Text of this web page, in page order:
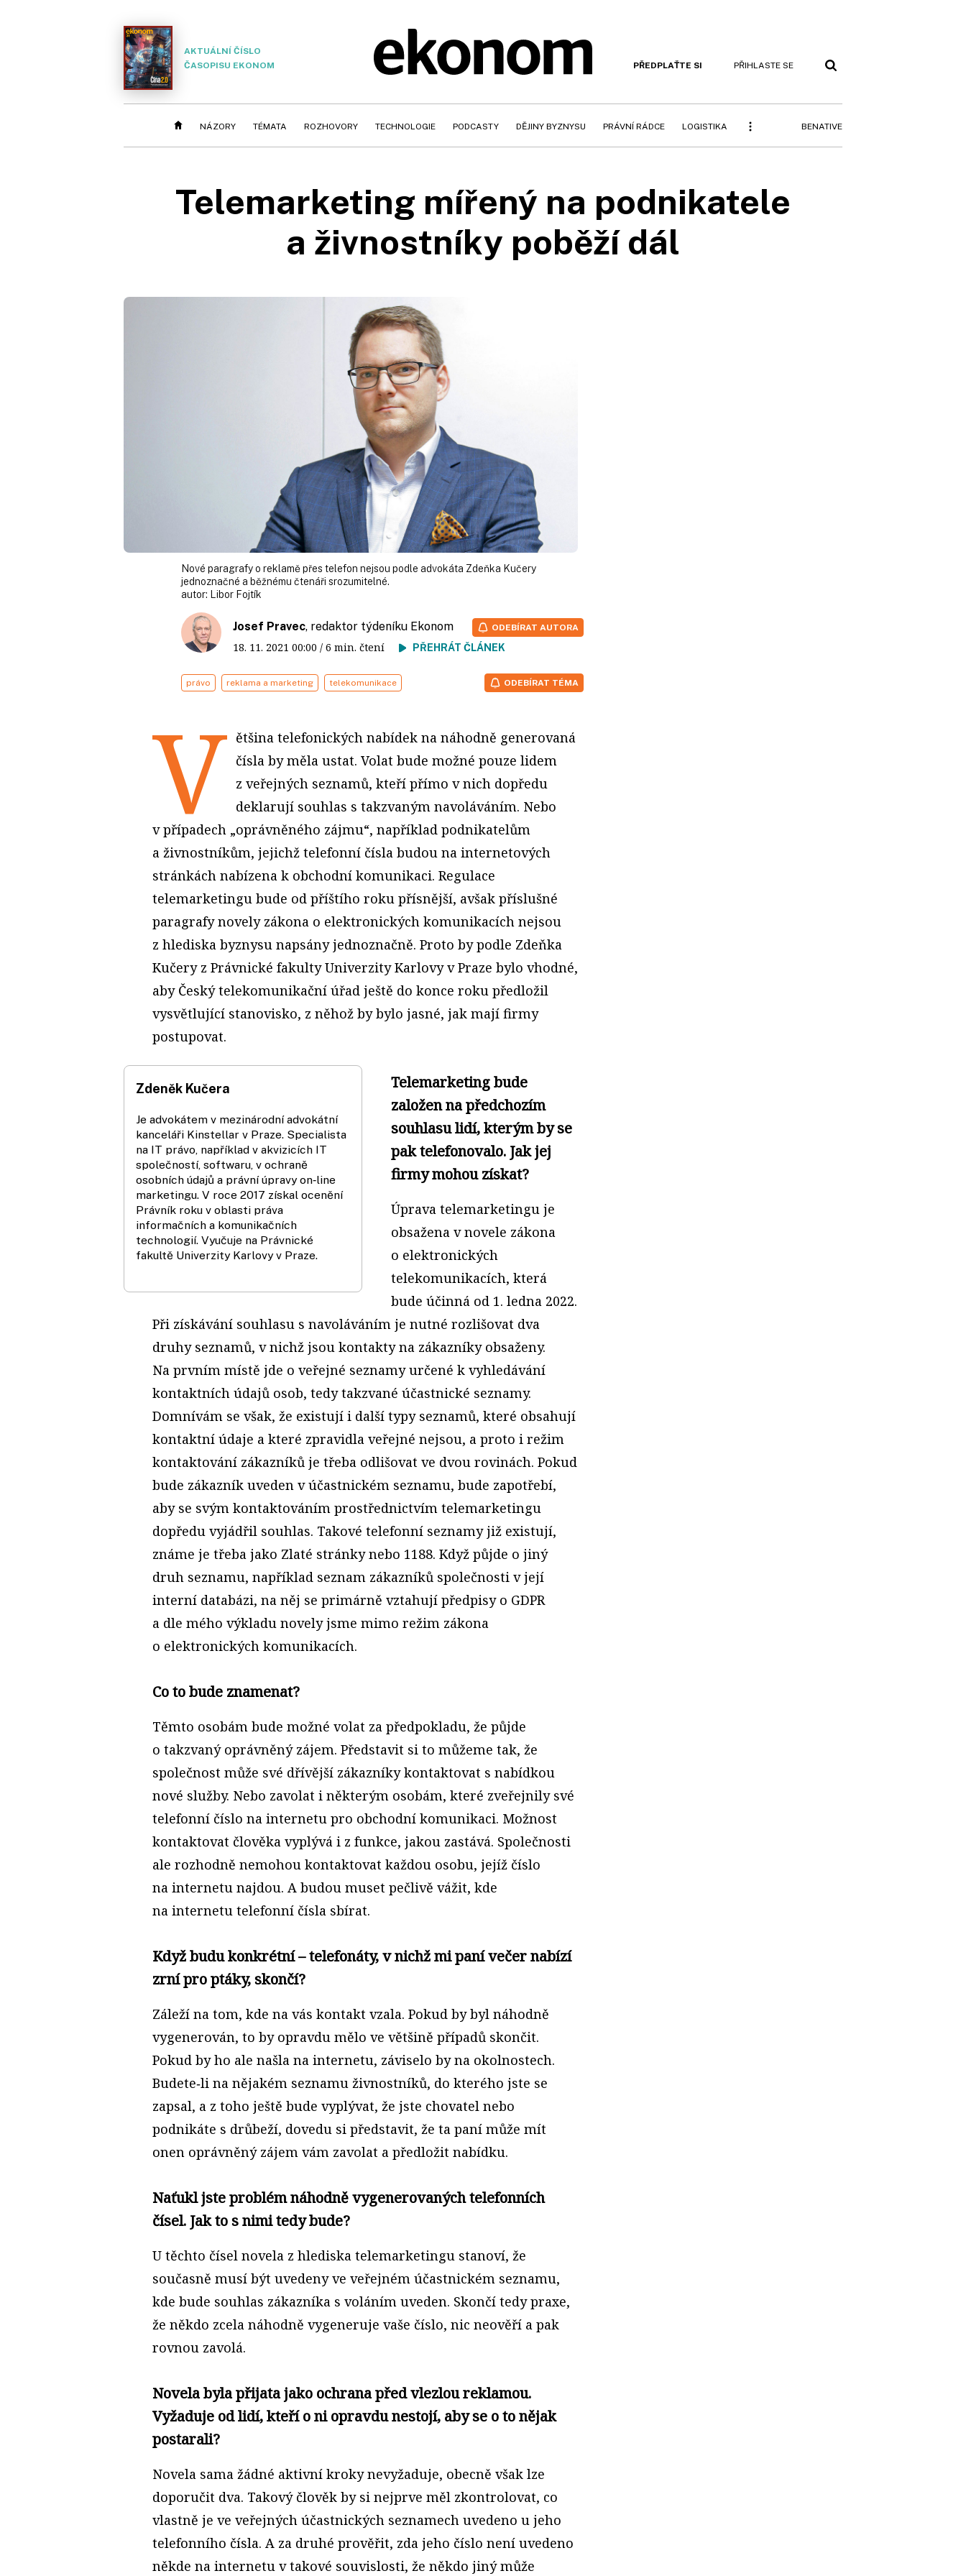
AKTUÁLNÍ ČÍSLO
ČASOPISU EKONOM
PŘEDPLAŤTE SI PŘIHLASTE SE
NÁZORY TÉMATA ROZHOVORY TECHNOLOGIE PODCASTY DĚJINY BYZNYSU PRÁVNÍ RÁDCE LOGISTIKA BENATIVE
Telemarketing mířený na podnikatele
a živnostníky poběží dál
Nové paragrafy o reklamě přes telefon nejsou podle advokáta Zdeňka Kučery
jednoznačné a běžnému čtenáři srozumitelné.
autor: Libor Fojtík
Josef Pravec, redaktor týdeníku Ekonom
18. 11. 2021 00:00 / 6 min. čtení PŘEHRÁT ČLÁNEK
ODEBÍRAT AUTORA
právo reklama a marketing telekomunikace ODEBÍRAT TÉMA
V ětšina telefonických nabídek na náhodně generovaná
čísla by měla ustat. Volat bude možné pouze lidem
z veřejných seznamů, kteří přímo v nich dopředu
deklarují souhlas s takzvaným navoláváním. Nebo
v případech „oprávněného zájmu“, například podnikatelům
a živnostníkům, jejichž telefonní čísla budou na internetových
stránkách nabízena k obchodní komunikaci. Regulace
telemarketingu bude od příštího roku přísnější, avšak příslušné
paragrafy novely zákona o elektronických komunikacích nejsou
z hlediska byznysu napsány jednoznačně. Proto by podle Zdeňka
Kučery z Právnické fakulty Univerzity Karlovy v Praze bylo vhodné,
aby Český telekomunikační úřad ještě do konce roku předložil
vysvětlující stanovisko, z něhož by bylo jasné, jak mají firmy
postupovat.
Zdeněk Kučera
Je advokátem v mezinárodní advokátní
kanceláři Kinstellar v Praze. Specialista
na IT právo, například v akvizicích IT
společností, softwaru, v ochraně
osobních údajů a právní úpravy on‑line
marketingu. V roce 2017 získal ocenění
Právník roku v oblasti práva
informačních a komunikačních
technologií. Vyučuje na Právnické
fakultě Univerzity Karlovy v Praze.
Telemarketing bude
založen na předchozím
souhlasu lidí, kterým by se
pak telefonovalo. Jak jej
firmy mohou získat?
Úprava telemarketingu je
obsažena v novele zákona
o elektronických
telekomunikacích, která
bude účinná od 1. ledna 2022.
Při získávání souhlasu s navoláváním je nutné rozlišovat dva
druhy seznamů, v nichž jsou kontakty na zákazníky obsaženy.
Na prvním místě jde o veřejné seznamy určené k vyhledávání
kontaktních údajů osob, tedy takzvané účastnické seznamy.
Domnívám se však, že existují i další typy seznamů, které obsahují
kontaktní údaje a které zpravidla veřejné nejsou, a proto i režim
kontaktování zákazníků je třeba odlišovat ve dvou rovinách. Pokud
bude zákazník uveden v účastnickém seznamu, bude zapotřebí,
aby se svým kontaktováním prostřednictvím telemarketingu
dopředu vyjádřil souhlas. Takové telefonní seznamy již existují,
známe je třeba jako Zlaté stránky nebo 1188. Když půjde o jiný
druh seznamu, například seznam zákazníků společnosti v její
interní databázi, na něj se primárně vztahují předpisy o GDPR
a dle mého výkladu novely jsme mimo režim zákona
o elektronických komunikacích.
Co to bude znamenat?
Těmto osobám bude možné volat za předpokladu, že půjde
o takzvaný oprávněný zájem. Představit si to můžeme tak, že
společnost může své dřívější zákazníky kontaktovat s nabídkou
nové služby. Nebo zavolat i některým osobám, které zveřejnily své
telefonní číslo na internetu pro obchodní komunikaci. Možnost
kontaktovat člověka vyplývá i z funkce, jakou zastává. Společnosti
ale rozhodně nemohou kontaktovat každou osobu, jejíž číslo
na internetu najdou. A budou muset pečlivě vážit, kde
na internetu telefonní čísla sbírat.
Když budu konkrétní – telefonáty, v nichž mi paní večer nabízí
zrní pro ptáky, skončí?
Záleží na tom, kde na vás kontakt vzala. Pokud by byl náhodně
vygenerován, to by opravdu mělo ve většině případů skončit.
Pokud by ho ale našla na internetu, záviselo by na okolnostech.
Budete‑li na nějakém seznamu živnostníků, do kterého jste se
zapsal, a z toho ještě bude vyplývat, že jste chovatel nebo
podnikáte s drůbeží, dovedu si představit, že ta paní může mít
onen oprávněný zájem vám zavolat a předložit nabídku.
Naťukl jste problém náhodně vygenerovaných telefonních
čísel. Jak to s nimi tedy bude?
U těchto čísel novela z hlediska telemarketingu stanoví, že
současně musí být uvedeny ve veřejném účastnickém seznamu,
kde bude souhlas zákazníka s voláním uveden. Skončí tedy praxe,
že někdo zcela náhodně vygeneruje vaše číslo, nic neověří a pak
rovnou zavolá.
Novela byla přijata jako ochrana před vlezlou reklamou.
Vyžaduje od lidí, kteří o ni opravdu nestojí, aby se o to nějak
postarali?
Novela sama žádné aktivní kroky nevyžaduje, obecně však lze
doporučit dva. Takový člověk by si nejprve měl zkontrolovat, co
vlastně je ve veřejných účastnických seznamech uvedeno u jeho
telefonního čísla. A za druhé prověřit, zda jeho číslo není uvedeno
někde na internetu v takové souvislosti, že někdo jiný může